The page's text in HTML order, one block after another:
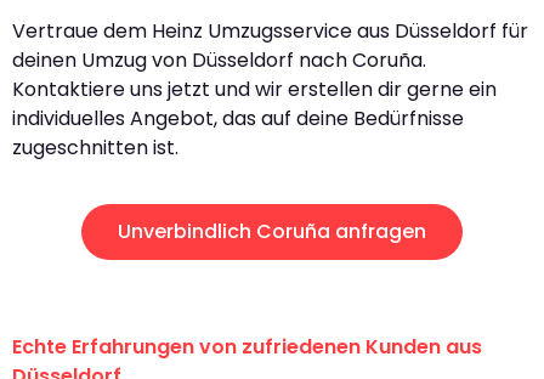
Vertraue dem Heinz Umzugsservice aus Düsseldorf für
deinen Umzug von Düsseldorf nach Coruña.
Kontaktiere uns jetzt und wir erstellen dir gerne ein
individuelles Angebot, das auf deine Bedürfnisse
zugeschnitten ist.
Unverbindlich Coruña anfragen
Echte Erfahrungen von zufriedenen Kunden aus